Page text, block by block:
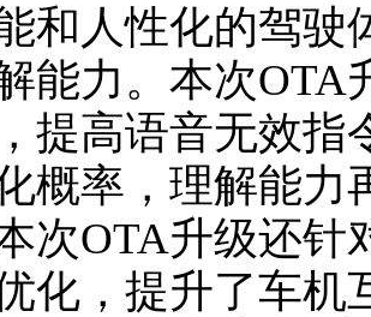
和人性化的驾驶
能力。本次OTA
提高语音无效指
概率，理解能力
次OTA升级还针
化，提升了车机